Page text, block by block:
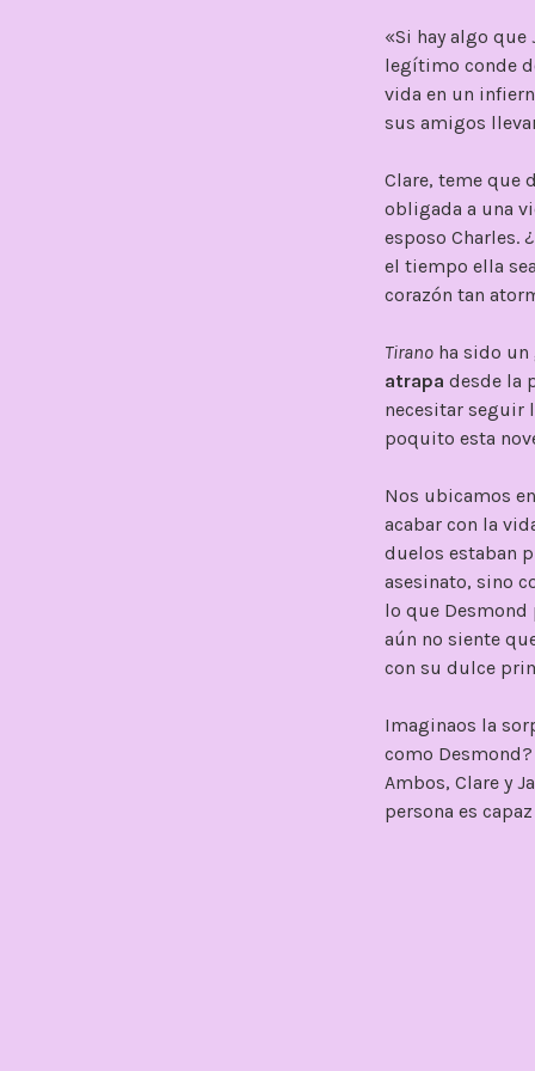
«Si hay algo que
legítimo conde
vida en un
sus amigos
Clare, teme que
obligada a una
esposo Charles.
el tiempo ella
corazón tan
Tirano ha sido
atrapa desde la
necesitar seguir
poquito esta
Nos ubicamos en
acabar con la
duelos estaban
asesinato, sino
lo que
aún no siente
con su dulce
Imaginaos la
como
Ambos, Clare y
persona es